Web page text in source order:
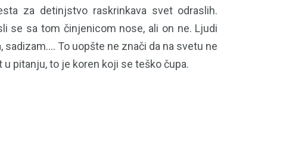
za detinjstvo raskrinkava svet odraslih.
se sa tom činjenicom nose, ali on ne. Ljudi
To uopšte ne znači da na svetu ne
pitanju, to je koren koji se teško čupa.